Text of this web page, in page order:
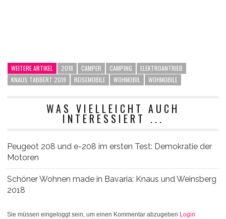
WEITERE ARTIKEL 2018 CAMPER CAMPING
ELEKTROANTRIEB
KNAUS TABBERT 2019
REISEMOBILE WOHMOBIL WOHMOBILE
WAS VIELLEICHT AUCH
INTERESSIERT ...
Peugeot 208 und e-208 im ersten Test: Demokratie der
Motoren
Schöner Wohnen made in Bavaria: Knaus und Weinsberg
2018
Sie müssen eingeloggt sein, um einen Kommentar abzugeben Login